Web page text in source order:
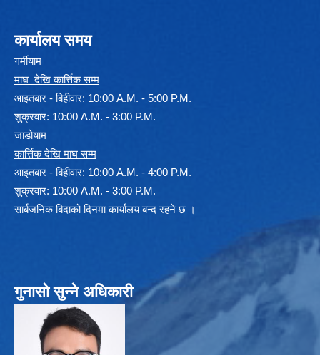
कार्यालय समय
गर्मीयाम
माघ देखि कार्त्तिक सम्म
आइतबार - बिहीवार: 10:00 A.M. - 5:00 P.M.
शुक्रवार: 10:00 A.M. - 3:00 P.M.
जाडोयाम
कार्त्तिक देखि माघ सम्म
आइतबार - बिहीवार: 10:00 A.M. - 4:00 P.M.
शुक्रवार: 10:00 A.M. - 3:00 P.M.
सार्बजनिक बिदाको दिनमा कार्यालय बन्द रहने छ ।
गुनासो सुन्ने अधिकारी